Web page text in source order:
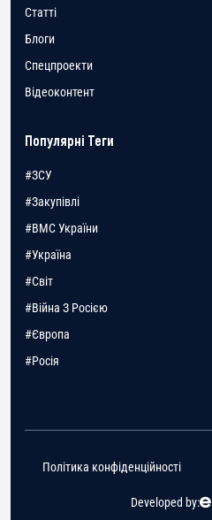
Статті
Блоги
Спецпроекти
Відеоконтент
Популярні Теги
#ЗСУ
#Закупівлі
#ВМС України
#Україна
#Світ
#Війна З Росією
#Європа
#Росія
Developed by:
Політика конфіденційності